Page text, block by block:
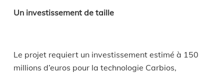
Un investissement de taille
Le projet requiert un investissement estimé à 150
millions d’euros pour la technologie Carbios,